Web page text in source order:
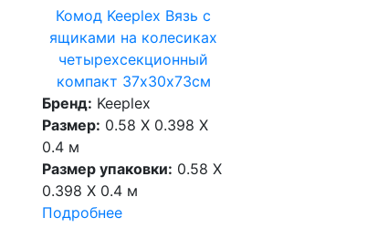
Комод Keeplex Вязь с
ящиками на колесиках
четырехсекционный
компакт 37х30х73см
Бренд: Keeplex
Размер: 0.58 X 0.398 X
0.4 м
Размер упаковки: 0.58 X
0.398 X 0.4 м
Подробнее